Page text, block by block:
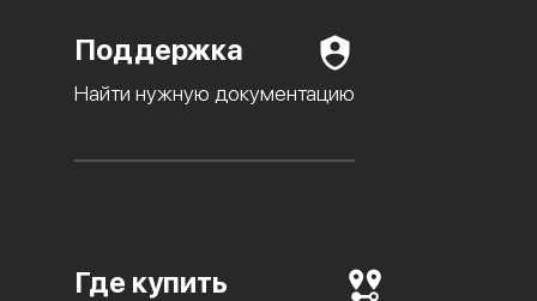
Поддержка
Найти нужную документацию
Где купить